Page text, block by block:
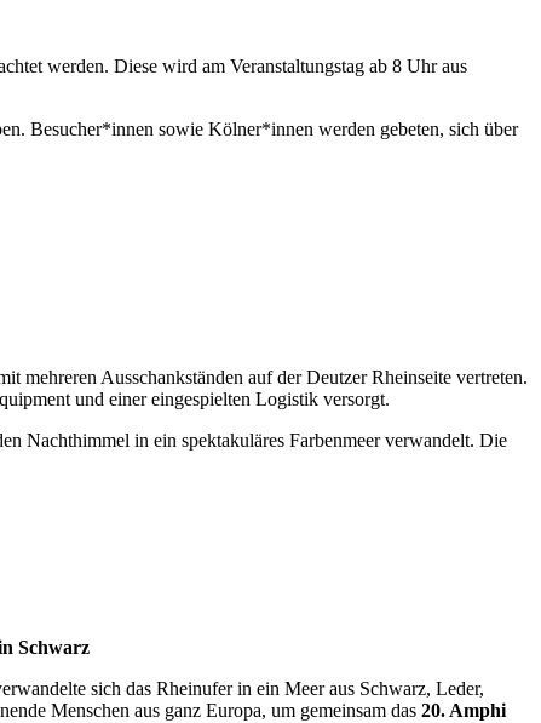
werden. Diese wird am Veranstaltungstag ab 8 Uhr aus
Besucher*innen sowie Kölner*innen werden gebeten, sich über
Ausschankständen auf der Deutzer Rheinseite vertreten.
und einer eingespielten Logistik versorgt.
Nachthimmel in ein spektakuläres Farbenmeer verwandelt. Die
Schwarz
sich das Rheinufer in ein Meer aus Schwarz, Leder,
Menschen aus ganz Europa, um gemeinsam das 20. Amphi